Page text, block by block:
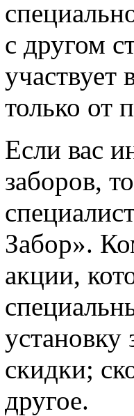
с другом
участвует
только от
Если вас
заборов,
Забор».
акции,
установку
скидки;
другое.